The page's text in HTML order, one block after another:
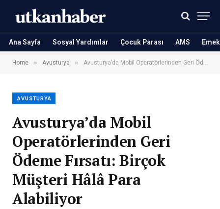
Ana Sayfa Sosyal Yardımlar Çocuk Parası AMS
Home » Avusturya » Avusturya’da Mobil Operatörlerinden Geri Ödeme Fırsatı: Birçok Müşteri Hâlâ Para Alabiliyor
AVUSTURYA
Avusturya’da Mobil
Operatörlerinden Geri
Ödeme Fırsatı: Birçok
Müşteri Hâlâ Para
Alabiliyor